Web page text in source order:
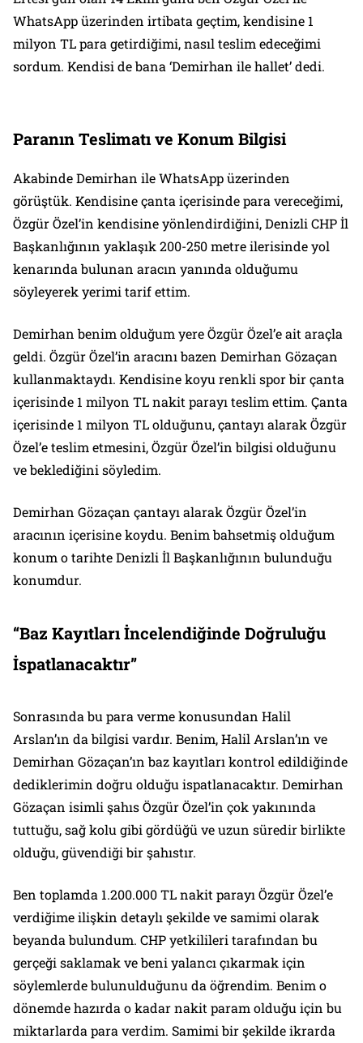
WhatsApp üzerinden irtibata geçtim, kendisine 1
milyon TL para getirdiğimi, nasıl teslim edeceğimi
sordum. Kendisi de bana ‘Demirhan ile hallet’ dedi.
Paranın Teslimatı ve Konum Bilgisi
Akabinde Demirhan ile WhatsApp üzerinden
görüştük. Kendisine çanta içerisinde para vereceğimi,
Özgür Özel’in kendisine yönlendirdiğini, Denizli CHP İl
Başkanlığının yaklaşık 200-250 metre ilerisinde yol
kenarında bulunan aracın yanında olduğumu
söyleyerek yerimi tarif ettim.
Demirhan benim olduğum yere Özgür Özel’e ait araçla
geldi. Özgür Özel’in aracını bazen Demirhan Gözaçan
kullanmaktaydı. Kendisine koyu renkli spor bir çanta
içerisinde 1 milyon TL nakit parayı teslim ettim. Çanta
içerisinde 1 milyon TL olduğunu, çantayı alarak Özgür
Özel’e teslim etmesini, Özgür Özel’in bilgisi olduğunu
ve beklediğini söyledim.
Demirhan Gözaçan çantayı alarak Özgür Özel’in
aracının içerisine koydu. Benim bahsetmiş olduğum
konum o tarihte Denizli İl Başkanlığının bulunduğu
konumdur.
“Baz Kayıtları İncelendiğinde Doğruluğu
İspatlanacaktır”
Sonrasında bu para verme konusundan Halil
Arslan’ın da bilgisi vardır. Benim, Halil Arslan’ın ve
Demirhan Gözaçan’ın baz kayıtları kontrol edildiğinde
dediklerimin doğru olduğu ispatlanacaktır. Demirhan
Gözaçan isimli şahıs Özgür Özel’in çok yakınında
tuttuğu, sağ kolu gibi gördüğü ve uzun süredir birlikte
olduğu, güvendiği bir şahıstır.
Ben toplamda 1.200.000 TL nakit parayı Özgür Özel’e
verdiğime ilişkin detaylı şekilde ve samimi olarak
beyanda bulundum. CHP yetkilileri tarafından bu
gerçeği saklamak ve beni yalancı çıkarmak için
söylemlerde bulunulduğunu da öğrendim. Benim o
dönemde hazırda o kadar nakit param olduğu için bu
miktarlarda para verdim. Samimi bir şekilde ikrarda